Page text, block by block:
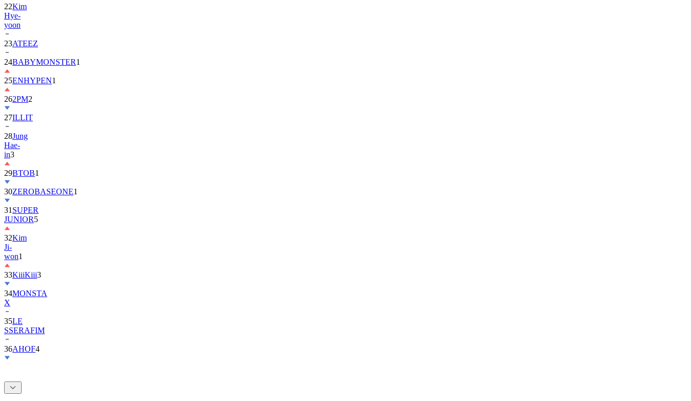
22Kim
Hye-
yoon
23ATEEZ
24BABYMONSTER1
25ENHYPEN1
262PM2
27ILLIT
28Jung
Hae-
in3
29BTOB1
30ZEROBASEONE1
31 SUPER
JUNIOR5
32Kim
Ji-
won1
33KiiiKiii3
34MONSTA
X
35LE
SSERAFIM
36AHOF4